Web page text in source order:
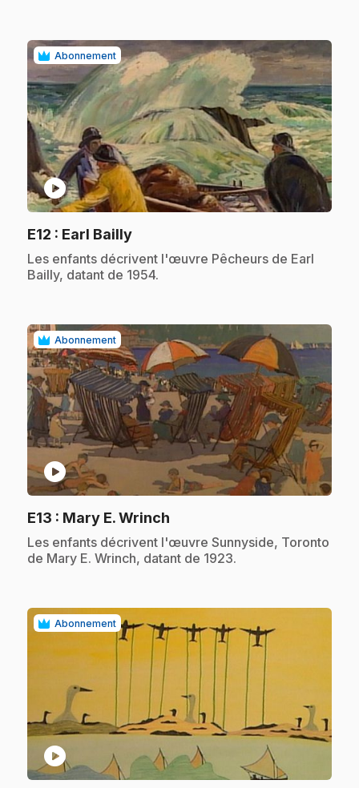
Abonnement
play_circle
E12 : Earl Bailly.
.Les enfants décrivent l'œuvre Pêcheurs de Earl
Bailly, datant de 1954.
Abonnement
play_circle
E13 : Mary E. Wrinch
.Les enfants décrivent l'œuvre Sunnyside, Toronto
de Mary E. Wrinch, datant de 1923.
Abonnement
play_circle